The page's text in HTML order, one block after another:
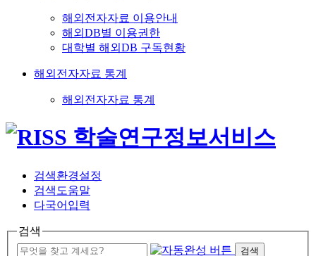
해외전자자료 이용안내
해외DB별 이용권한
대학별 해외DB 구독현황
해외전자자료 통계
해외전자자료 통계
검색환경설정
검색도움말
다국어입력
검색
검색